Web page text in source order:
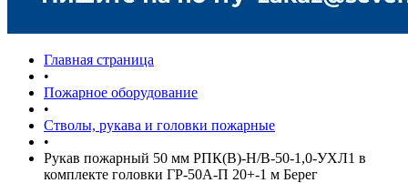
Главная страница
•
Пожарное оборудование
•
Стволы, рукава и головки пожарные
•
Рукав пожарный 50 мм РПК(В)-Н/В-50-1,0-УХЛ1 в
комплекте головки ГР-50А-П 20+-1 м Берег